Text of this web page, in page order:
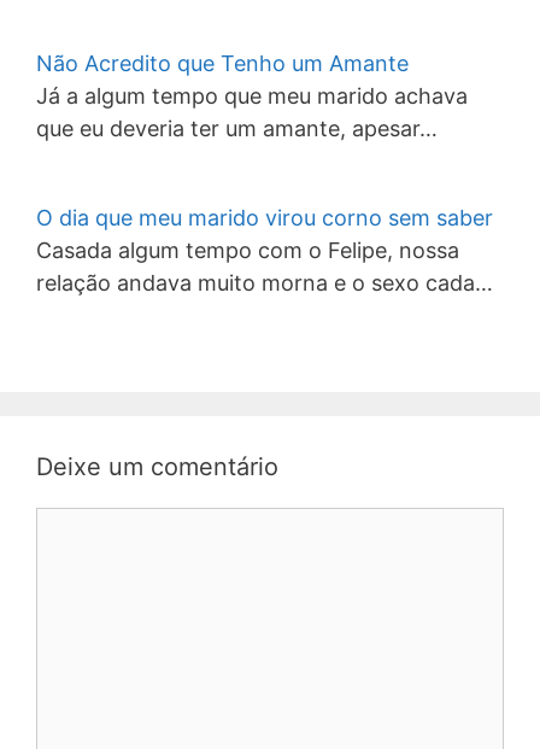
Não Acredito que Tenho um Amante
Já a algum tempo que meu marido achava
que eu deveria ter um amante, apesar…
O dia que meu marido virou corno sem saber
Casada algum tempo com o Felipe, nossa
relação andava muito morna e o sexo cada…
Deixe um comentário